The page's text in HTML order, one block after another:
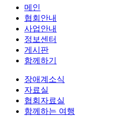
메인
협회안내
사업안내
정보센터
게시판
함께하기
장애계소식
자료실
협회자료실
함께하는 여행